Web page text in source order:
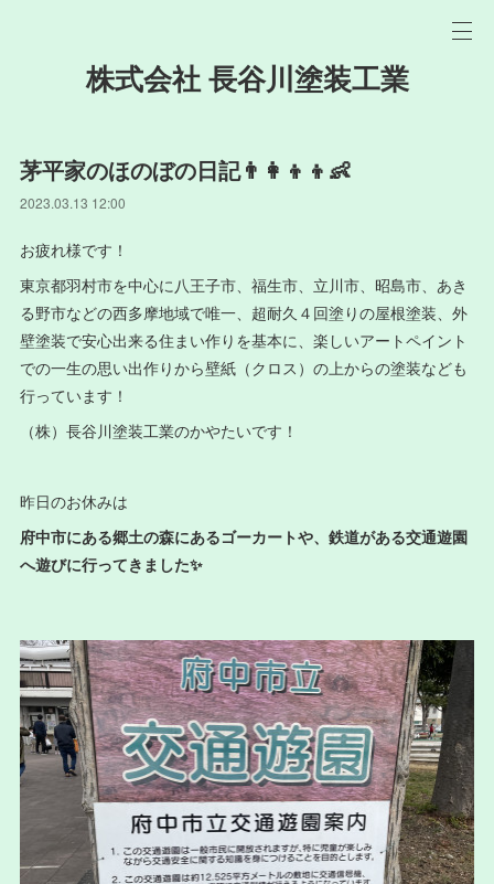
株式会社 長谷川塗装工業
茅平家のほのぼの日記👨‍👩‍👦‍👦👶
2023.03.13 12:00
お疲れ様です！
東京都羽村市を中心に八王子市、福生市、立川市、昭島市、あき
る野市などの西多摩地域で唯一、超耐久４回塗りの屋根塗装、外
壁塗装で安心出来る住まい作りを基本に、楽しいアートペイント
での一生の思い出作りから壁紙（クロス）の上からの塗装なども
行っています！
（株）長谷川塗装工業のかやたいです！
昨日のお休みは
府中市にある郷土の森にあるゴーカートや、鉄道がある交通遊園
へ遊びに行ってきました✨